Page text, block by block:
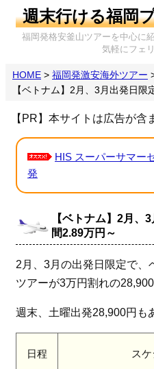
週末行ける福岡
福岡発格安釜山ツアーを中心に
気軽にフェ
HOME > 福岡発激安海外ツアー
【ベトナム】2月、3月出発日
【PR】本サイトは広告が含
HIS スーパーサマー
発
【ベトナム】2月、
間2.89万円～
2月、3月の出発日限定で、
ツアーが3万円割れの
週末、土曜出発28,900円も
日程 ス